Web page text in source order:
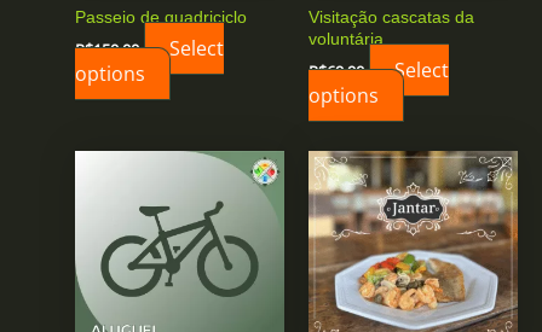
Passeio de quadriciclo
R$150,00
Select
options
Visitação cascatas da
voluntária
R$69,90
Select
options